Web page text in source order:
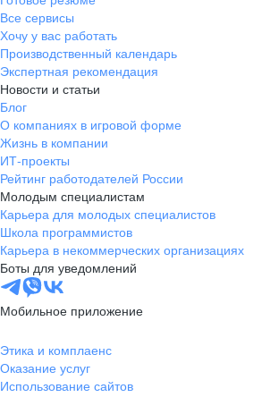
Все сервисы
Хочу у вас работать
Производственный календарь
Экспертная рекомендация
Новости и статьи
Блог
О компаниях в игровой форме
Жизнь в компании
ИТ-проекты
Рейтинг работодателей России
Молодым специалистам
Карьера для молодых специалистов
Школа программистов
Карьера в некоммерческих организациях
Боты для уведомлений
Мобильное приложение
Этика и комплаенс
Оказание услуг
Использование сайтов